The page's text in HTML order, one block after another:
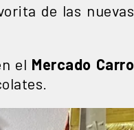
de las nuevas
el Mercado Carro